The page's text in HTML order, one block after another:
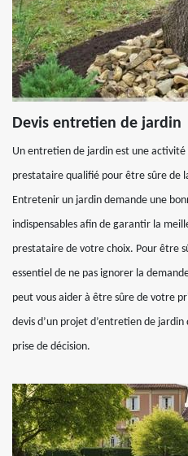
Devis entretien de jardin
Un entretien de jardin est une
prestataire qualifié pour être sûre de
Entretenir un jardin demande une
indispensables afin de garantir la
prestataire de votre choix. Pour être
essentiel de ne pas ignorer la
peut vous aider à être sûre de votre
devis d’un projet d’entretien de
prise de décision.